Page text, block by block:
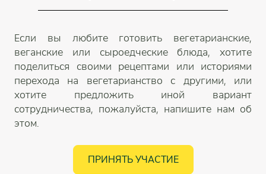
Если вы любите готовить вегетарианские,
веганские или сыроедческие блюда, хотите
поделиться своими рецептами или историями
перехода на вегетарианство с другими, или
хотите предложить иной вариант
сотрудничества, пожалуйста, напишите нам об
этом.
ПРИНЯТЬ УЧАСТИЕ